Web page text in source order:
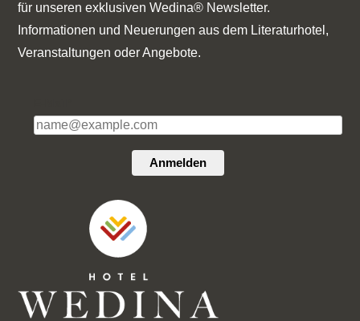
für unseren exklusiven Wedina® Newsletter.
Informationen und Neuerungen aus dem Literaturhotel,
Veranstaltungen oder Angebote.
Anmelden